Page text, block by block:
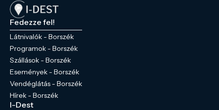
Fedezze fel!
Látnivalók - Borszék
Programok - Borszék
Szállások - Borszék
Események - Borszék
Vendéglátás - Borszék
Hírek - Borszék
I-Dest